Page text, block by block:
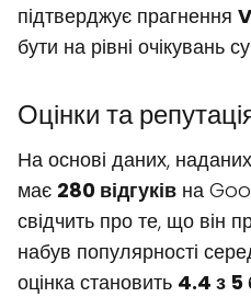
підтверджує прагнення
бути на рівні очікувань
Оцінки та
На основі даних,
має 280 відгуків на
свідчить про те, що він
набув популярності
оцінка становить 4.4 з 5